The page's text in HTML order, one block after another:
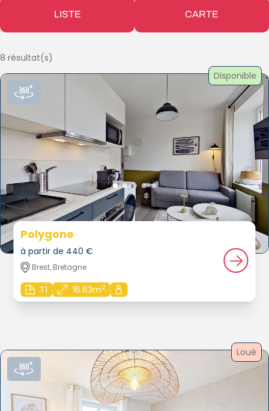
LISTE CARTE
8 résultat(s)
Disponible
Polygone
à partir de 440 €
Brest, Bretagne
T1 16.63m2
Loué